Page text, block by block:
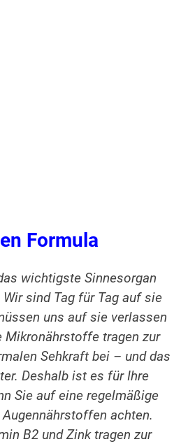
Formula
wichtigste Sinnesorgan
sind Tag für Tag auf sie
uns auf sie verlassen
Mikronährstoffe tragen zur
Sehkraft bei – und das
Deshalb ist es für Ihre
Sie auf eine regelmäßige
achten.
B2 und Zink tragen zur